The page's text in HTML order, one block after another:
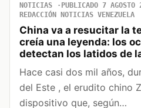
NOTICIAS PUBLICADO 7 AGOSTO
REDACCIÓN NOTICIAS VENEZUELA
China va a resucitar la
creía una leyenda: los
detectan los latidos de
Hace casi dos mil años,
del Este , el erudito chino
dispositivo que, según…